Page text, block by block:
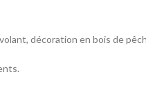
décoration en bois de